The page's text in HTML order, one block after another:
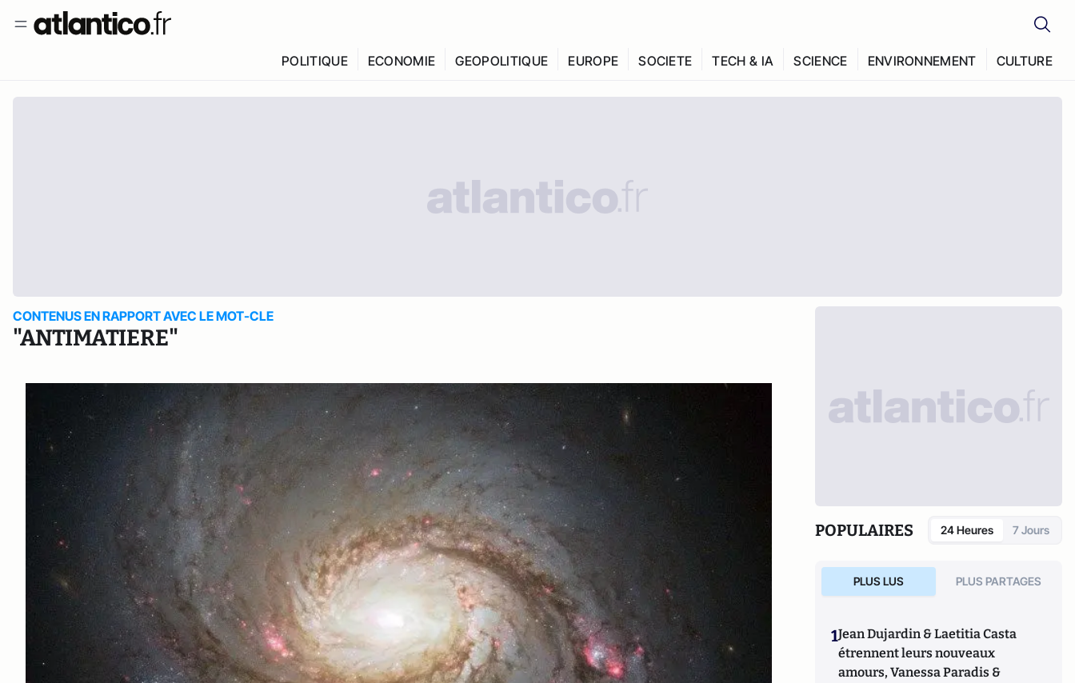
POLITIQUE ECONOMIE GEOPOLITIQUE EUROPE SOCIETE TECH & IA SCIENCE ENVIRONNEMENT CULTURE
CONTENUS EN RAPPORT AVEC LE MOT-CLE
"ANTIMATIERE"
POPULAIRES 24 Heures 7 Jours
PLUS LUS PLUS PARTAGES
1Jean Dujardin & Laetitia Casta
étrennent leurs nouveaux
amours, Vanessa Paradis &